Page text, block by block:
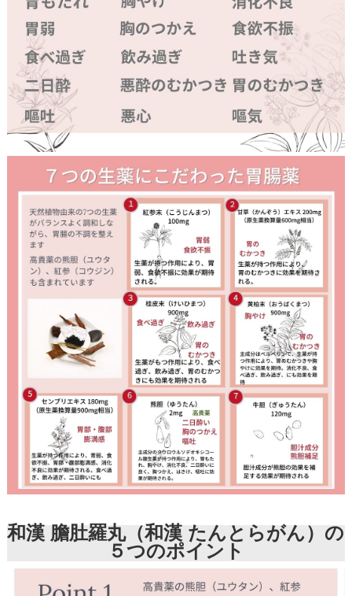
和漢 膽肚羅丸（和漢 たんとらがん）の
５つのポイント